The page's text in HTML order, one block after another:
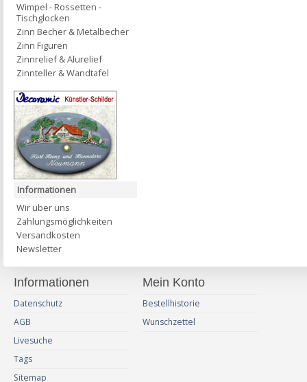
Wimpel - Rossetten -
Tischglocken
Zinn Becher & Metalbecher
Zinn Figuren
Zinnrelief & Alurelief
Zinnteller & Wandtafel
Informationen
Wir über uns
Zahlungsmöglichkeiten
Versandkosten
Newsletter
Informationen
Datenschutz
AGB
Livesuche
Tags
Sitemap
Mein Konto
Bestellhistorie
Wunschzettel